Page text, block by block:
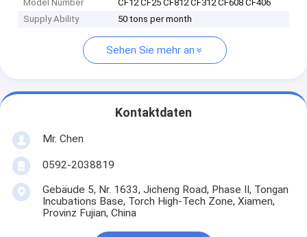
Model Number
CF12 CF25 CF812 CF312 CF608 CF406
Supply Ability
50 tons per month
Sehen Sie mehr an
Kontaktdaten
Mr. Chen
0592-2038819
Gebäude 5, Nr. 1633, Jicheng Road, Phase II, Tongan
Incubations Base, Torch High-Tech Zone, Xiamen,
Provinz Fujian, China